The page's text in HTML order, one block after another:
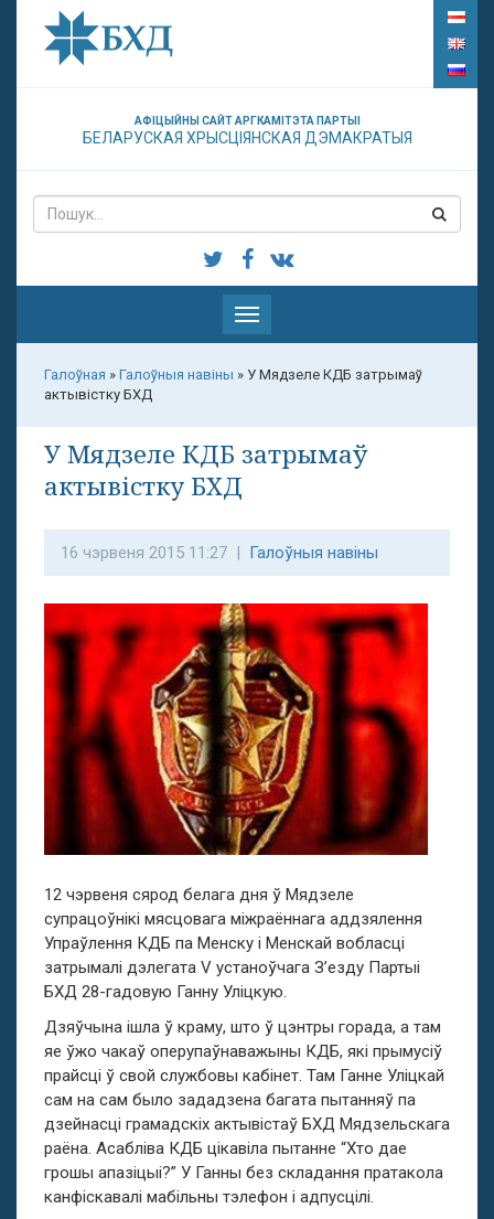
АФІЦЫЙНЫ САЙТ АРГКАМІТЭТА ПАРТЫІ
БЕЛАРУСКАЯ ХРЫСЦІЯНСКАЯ ДЭМАКРАТЫЯ
Паказаць
меню
Галоўная » Галоўныя навіны » У Мядзеле КДБ затрымаў
актывістку БХД
У Мядзеле КДБ затрымаў
актывістку БХД
16 чэрвеня 2015 11:27 | Галоўныя навіны
12 чэрвеня сярод белага дня ў Мядзеле
супрацоўнікі мясцовага міжраённага аддзялення
Упраўлення КДБ па Менску і Менскай вобласці
затрымалі дэлегата V устаноўчага З’езду Партыі
БХД 28-гадовую Ганну Уліцкую.
Дзяўчына ішла ў краму, што ў цэнтры горада, а там
яе ўжо чакаў оперупаўнаважыны КДБ, які прымусіў
прайсці ў свой службовы кабінет. Там Ганне Уліцкай
сам на сам было зададзена багата пытанняў па
дзейнасці грамадскіх актывістаў БХД Мядзельскага
раёна. Асабліва КДБ цікавіла пытанне “Хто дае
грошы апазіцыі?” У Ганны без складання пратакола
канфіскавалі мабільны тэлефон і адпусцілі.